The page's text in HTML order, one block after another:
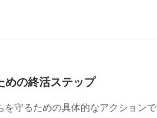
めの終活ステップ
守るための具体的なアクションで